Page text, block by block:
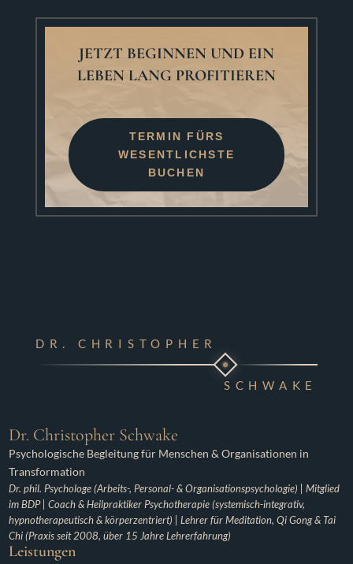
JETZT BEGINNEN UND EIN
LEBEN LANG PROFITIEREN
TERMIN FÜRS
WESENTLICHSTE
BUCHEN
DR. CHRISTOPHER
SCHWAKE
Dr. Christopher Schwake
Psychologische Begleitung für Menschen & Organisationen in
Transformation
Dr. phil. Psychologe (Arbeits-, Personal- & Organisationspsychologie) | Mitglied
im BDP | Coach & Heilpraktiker Psychotherapie (systemisch-integrativ,
hypnotherapeutisch & körperzentriert) | Lehrer für Meditation, Qi Gong & Tai
Chi (Praxis seit 2008, über 15 Jahre Lehrerfahrung)
Leistungen